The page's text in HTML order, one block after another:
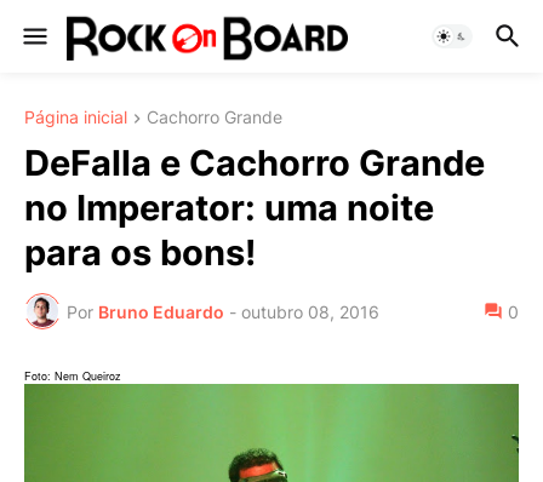
Página inicial Cachorro Grande
DeFalla e Cachorro Grande
no Imperator: uma noite
para os bons!
Por Bruno Eduardo - outubro 08, 2016 0
Foto: Nem Queiroz